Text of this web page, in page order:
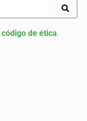
código de ética.